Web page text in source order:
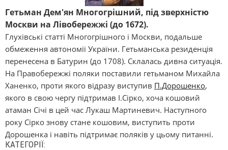
Гетьман Дем'ян Многогрішний, під зверхністю
Москви на Лівобережжі (до 1672).
Глухівські статті Многогрішного і Москви, подальше
обмеження автономії України. Гетьманська резиденція
перенесена в Батурин (до 1708). Склалась дивна ситуація.
На Правобережжі поляки поставили гетьманом Михайла
Ханенко, проти якого відразу виступив П.Дорошенко,
якого в свою чергу підтримав І.Сірко, хоча кошовий
атаман Січі в цей час Лукаш Мартиневич. Наступного
року Сірко знову стане кошовим, виступить проти
Дорошенка і навіть підтримає поляків у цьому питанні.
КАТЕГОРІЇ: